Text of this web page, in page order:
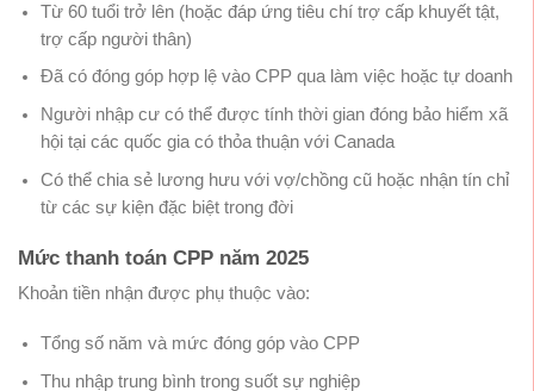
Từ 60 tuổi trở lên (hoặc đáp ứng tiêu chí trợ cấp khuyết tật,
trợ cấp người thân)
Đã có đóng góp hợp lệ vào CPP qua làm việc hoặc tự doanh
Người nhập cư có thể được tính thời gian đóng bảo hiểm xã
hội tại các quốc gia có thỏa thuận với Canada
Có thể chia sẻ lương hưu với vợ/chồng cũ hoặc nhận tín chỉ
từ các sự kiện đặc biệt trong đời
Mức thanh toán CPP năm 2025
Khoản tiền nhận được phụ thuộc vào:
Tổng số năm và mức đóng góp vào CPP
Thu nhập trung bình trong suốt sự nghiệp